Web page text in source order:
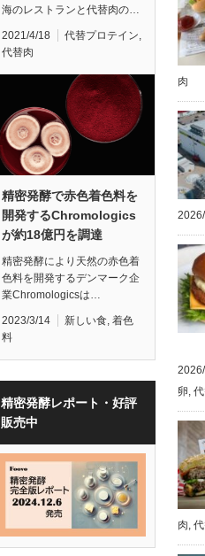
海のレストランと代替肉の…
2021/4/18 代替プロテイン,
代替肉
精密発酵で赤色着色料を
開発するChromologics
が約18億円を調達
精密発酵により天然の赤色着
色料を開発するデンマーク企
業Chromologicsは…
2023/3/14 新しい食, 着色
料
精密発酵レポート・好評
販売中
肉
卵
肉